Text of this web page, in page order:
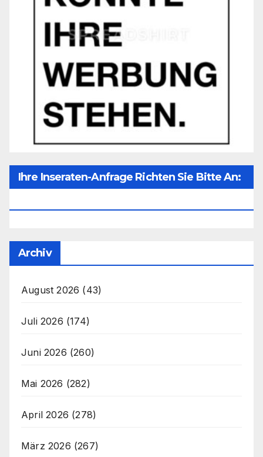
Ihre Inseraten-Anfrage Richten Sie Bitte An:
Archiv
August 2026 (43)
Juli 2026 (174)
Juni 2026 (260)
Mai 2026 (282)
April 2026 (278)
März 2026 (267)